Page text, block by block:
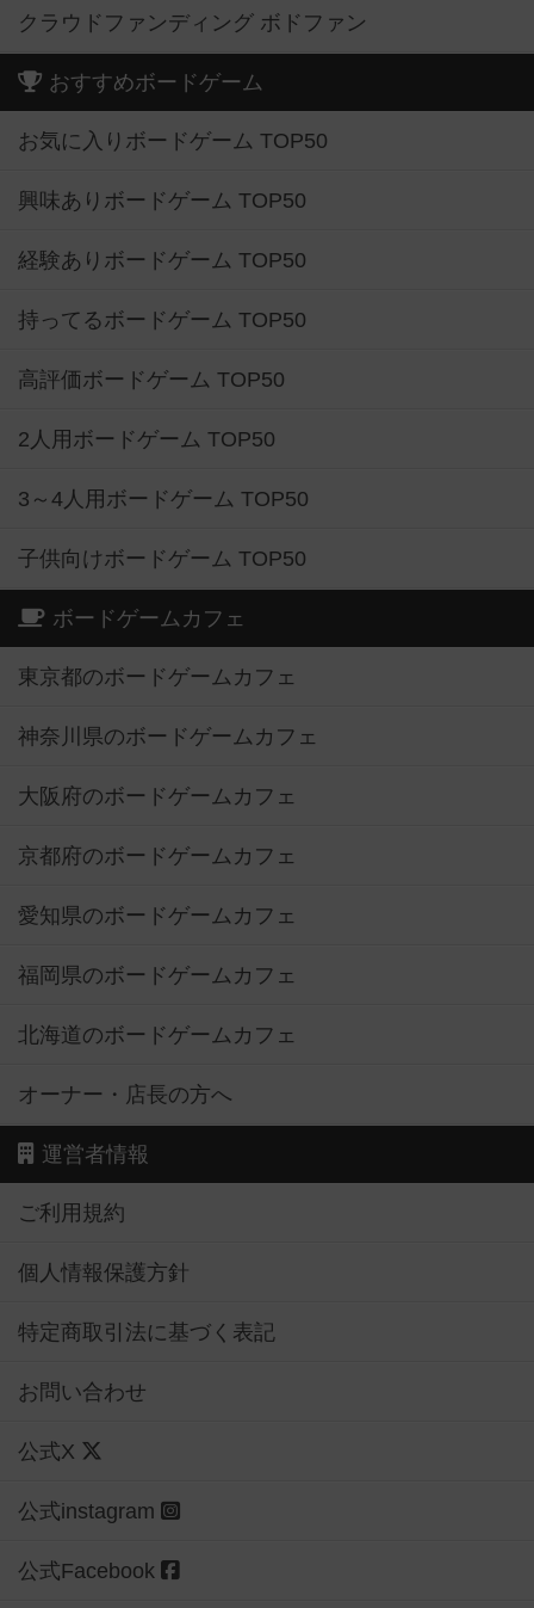
クラウドファンディング ボドファン
おすすめボードゲーム
お気に入りボードゲーム TOP50
興味ありボードゲーム TOP50
経験ありボードゲーム TOP50
持ってるボードゲーム TOP50
高評価ボードゲーム TOP50
2人用ボードゲーム TOP50
3～4人用ボードゲーム TOP50
子供向けボードゲーム TOP50
ボードゲームカフェ
東京都のボードゲームカフェ
神奈川県のボードゲームカフェ
大阪府のボードゲームカフェ
京都府のボードゲームカフェ
愛知県のボードゲームカフェ
福岡県のボードゲームカフェ
北海道のボードゲームカフェ
オーナー・店長の方へ
運営者情報
ご利用規約
個人情報保護方針
特定商取引法に基づく表記
お問い合わせ
公式X
公式instagram
公式Facebook